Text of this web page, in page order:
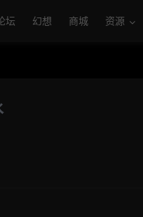
坛 幻想 商城 资源